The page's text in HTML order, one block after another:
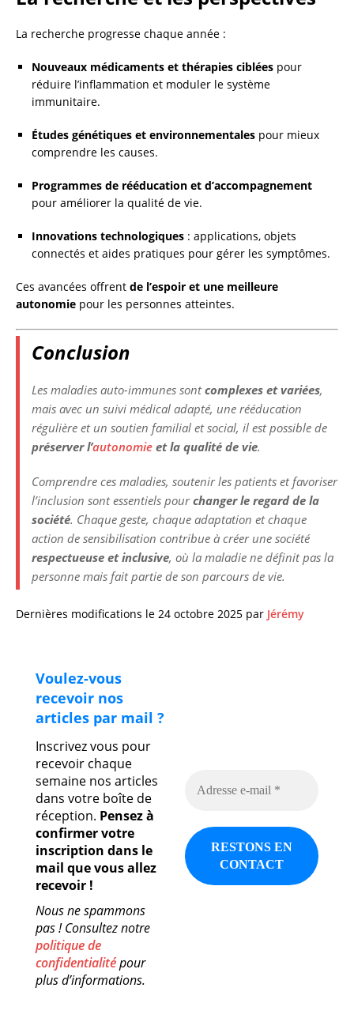
La recherche progresse chaque année :
Nouveaux médicaments et thérapies ciblées pour
réduire l’inflammation et moduler le système
immunitaire.
Études génétiques et environnementales pour mieux
comprendre les causes.
Programmes de rééducation et d’accompagnement
pour améliorer la qualité de vie.
Innovations technologiques : applications, objets
connectés et aides pratiques pour gérer les symptômes.
Ces avancées offrent de l’espoir et une meilleure
autonomie pour les personnes atteintes.
Conclusion
Les maladies auto-immunes sontcomplexes et variées,
mais avec un suivi médical adapté, une rééducation
régulière et un soutien familial et social, il est possible de
préserver l’autonomie et la qualité de vie.
Comprendre ces maladies, soutenir les patients et favoriser
l’inclusion sont essentiels pourchanger le regard de la
société. Chaque geste, chaque adaptation et chaque
action de sensibilisation contribue à créer une société
respectueuse et inclusive, où la maladie ne définit pas la
personne mais fait partie de son parcours de vie.
Dernières modifications le 24 octobre 2025 par Jérémy
Voulez-vous
recevoir nos
articles par mail ?
Inscrivez vous pour
recevoir chaque
semaine nos articles
dans votre boîte de
réception. Pensez à
confirmer votre
inscription dans le
mail que vous allez
recevoir !
Nous ne spammons
pas ! Consultez notre
politique de
confidentialitépour
plus d’informations.